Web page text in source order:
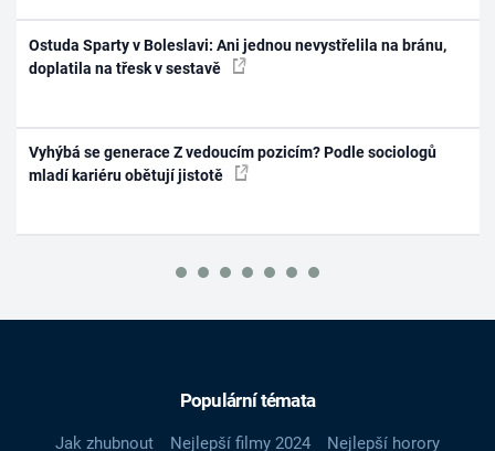
Ostuda Sparty v Boleslavi: Ani jednou nevystřelila na bránu,
doplatila na třesk v sestavě
Vyhýbá se generace Z vedoucím pozicím? Podle sociologů
mladí kariéru obětují jistotě
Populární témata
Jak zhubnout Nejlepší filmy 2024
Nejlepší horory